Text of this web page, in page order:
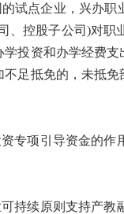
试点企业，兴办
、控股子公司)对
学投资和办学经
足抵免的，未抵
专项引导资金的
持续原则支持产